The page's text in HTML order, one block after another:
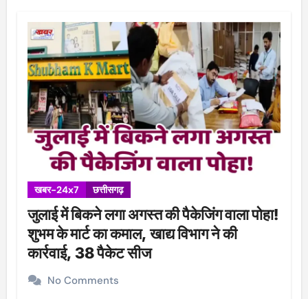
खबर-24x7 छत्तीसगढ़
जुलाई में बिकने लगा अगस्त की पैकेजिंग वाला पोहा!
शुभम के मार्ट का कमाल, खाद्य विभाग ने की
कार्रवाई, 38 पैकेट सीज
No Comments